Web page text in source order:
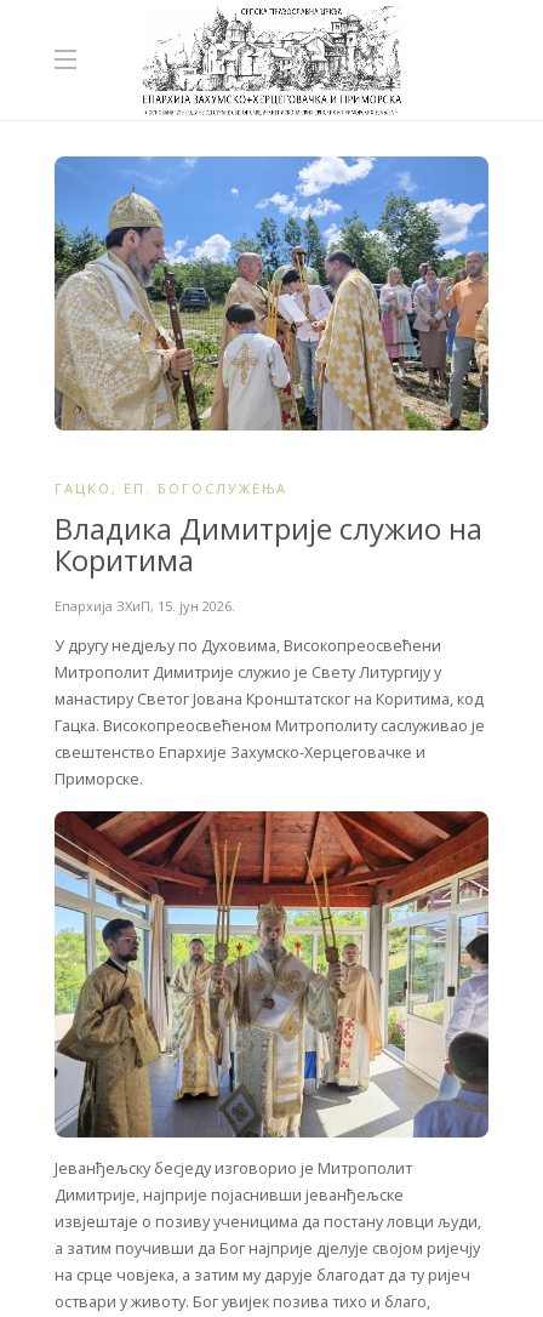
ГАЦКО , ЕП. БОГОСЛУЖЕЊА
Владика Димитрије служио на
Коритима
Епархија ЗХиП, 15. јун 2026.
У другу недјељу по Духовима, Високопреосвећени
Митрополит Димитрије служио је Свету Литургију у
манастиру Светог Јована Кронштатског на Коритима, код
Гацка. Високопреосвећеном Митрополиту саслуживао је
свештенство Епархије Захумско-Херцеговачке и
Приморске.
Јеванђељску бесједу изговорио је Митрополит
Димитрије, најприје појаснивши јеванђељске
извјештаје о позиву ученицима да постану ловци људи,
а затим поучивши да Бог најприје дјелује својом ријечју
на срце човјека, а затим му дарује благодат да ту ријеч
оствари у животу. Бог увијек позива тихо и благо,